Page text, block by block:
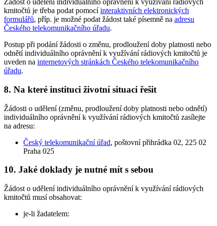
Žádost o udělení individuálního oprávnění k využívání rádiových
kmitočtů je třeba podat pomocíinteraktivních elektronických
formulářů, příp. je možné podat žádost také písemně na adresu
Českého telekomunikačního úřadu.
Postup při podání žádosti o změnu, prodloužení doby platnosti nebo
odnětí individuálního oprávnění k využívání rádiových kmitočtů je
uveden na internetových stránkách Českého telekomunikačního
úřadu.
8. Na které instituci životní situaci řešit
Žádosti o udělení (změnu, prodloužení doby platnosti nebo odnětí)
individuálního oprávnění k využívání rádiových kmitočtů zasílejte
na adresu:
Český telekomunikační úřad, poštovní přihrádka 02, 225 02
Praha 025
10. Jaké doklady je nutné mít s sebou
Žádost o udělení individuálního oprávnění k využívání rádiových
kmitočtů musí obsahovat:
je-li žadatelem: